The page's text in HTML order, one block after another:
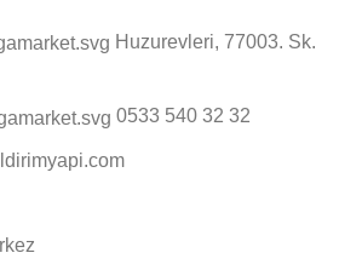
Huzurevleri, 77003. Sk.
0533 540 32 32